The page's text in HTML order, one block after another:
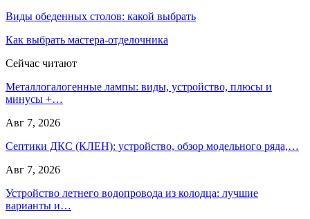
Виды обеденных столов: какой выбрать
Как выбрать мастера-отделочника
Сейчас читают
Металлогалогенные лампы: виды, устройство, плюсы и
минусы +…
Авг 7, 2026
Септики ДКС (КЛЕН): устройство, обзор модельного ряда,…
Авг 7, 2026
Устройство летнего водопровода из колодца: лучшие
варианты и…